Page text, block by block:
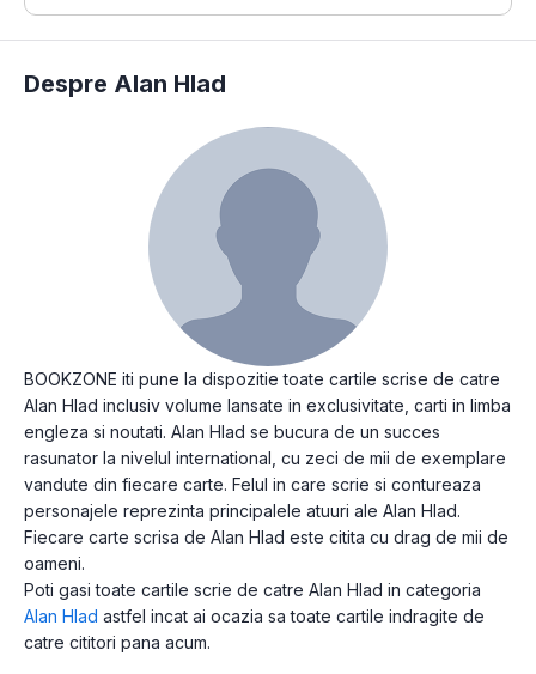
Despre Alan Hlad
BOOKZONE iti pune la dispozitie toate cartile scrise de catre
Alan Hlad inclusiv volume lansate in exclusivitate, carti in limba
engleza si noutati. Alan Hlad se bucura de un succes
rasunator la nivelul international, cu zeci de mii de exemplare
vandute din fiecare carte. Felul in care scrie si contureaza
personajele reprezinta principalele atuuri ale Alan Hlad.
Fiecare carte scrisa de Alan Hlad este citita cu drag de mii de
oameni.
Poti gasi toate cartile scrie de catre Alan Hlad in categoria
Alan Hlad astfel incat ai ocazia sa toate cartile indragite de
catre cititori pana acum.